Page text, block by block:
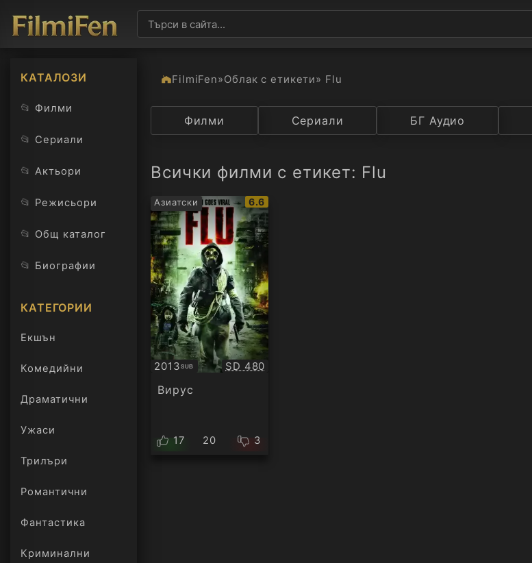
КАТАЛОЗИ
📂 Филми
📂 Сериали
📂 Актьори
📂 Режисьори
📂 Общ каталог
📂 Биографии
КАТЕГОРИИ
Екшън
Комедийни
Драматични
Ужаси
Трилъри
онлайн
Романтични
Фантастика
Криминални
FilmiFen»Облак с етикети» Flu
Категория Държава
Филми Сериали БГ Аудио
Всички филми с етикет: Flu
Азиатски
IMDb
рейтинг:
6.6
2013SUB
Субтитри Качество:
SD 480
Вирус
17 20 3